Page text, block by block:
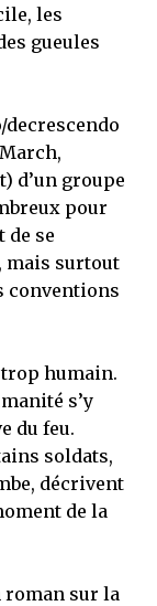
les
gueules
d’un groupe
pour
de se
mais surtout
conventions
humain.
s’y
du feu.
soldats,
décrivent
de la
roman sur la